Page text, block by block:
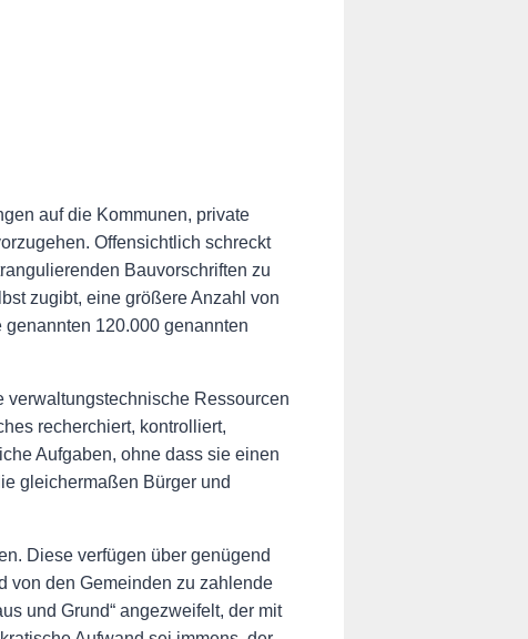
auf die Kommunen, private
Offensichtlich schreckt
Bauvorschriften zu
zugibt, eine größere Anzahl von
120.000 genannten
verwaltungstechnische Ressourcen
recherchiert, kontrolliert,
Aufgaben, ohne dass sie einen
gleichermaßen Bürger und
Diese verfügen über genügend
von den Gemeinden zu zahlende
und Grund“ angezweifelt, der mit